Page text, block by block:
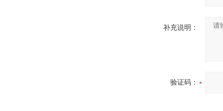
补充说明：
验证码：